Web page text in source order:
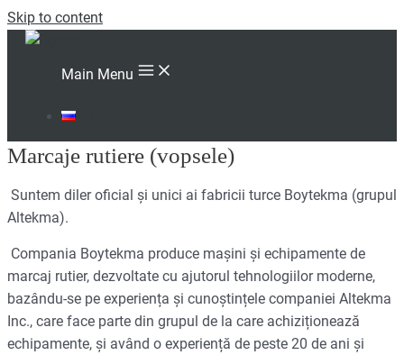
Skip to content
Main Menu
Marcaje rutiere (vopsele)
Suntem diler oficial și unici ai fabricii turce Boytekma (grupul
Altekma).
Compania Boytekma produce mașini și echipamente de
marcaj rutier, dezvoltate cu ajutorul tehnologiilor moderne,
bazându-se pe experiența și cunoștințele companiei Altekma
Inc., care face parte din grupul de la care achiziționează
echipamente, și având o experiență de peste 20 de ani și